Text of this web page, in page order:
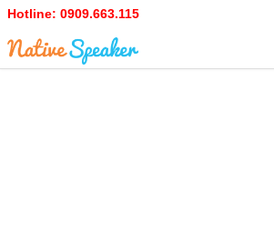
Hotline: 0909.663.115